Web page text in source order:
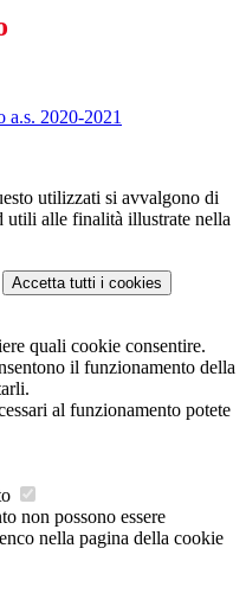
a.s. 2020-2021
utilizzati si avvalgono di
utili alle finalità illustrate nella
Accetta tutti i cookies
quali cookie consentire.
il funzionamento della
al funzionamento potete
non possono essere
nella pagina della cookie